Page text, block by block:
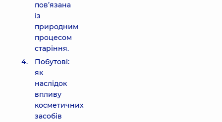
пов’язана
із
природним
процесом
старіння.
Побутові:
як
наслідок
впливу
косметичних
засобів